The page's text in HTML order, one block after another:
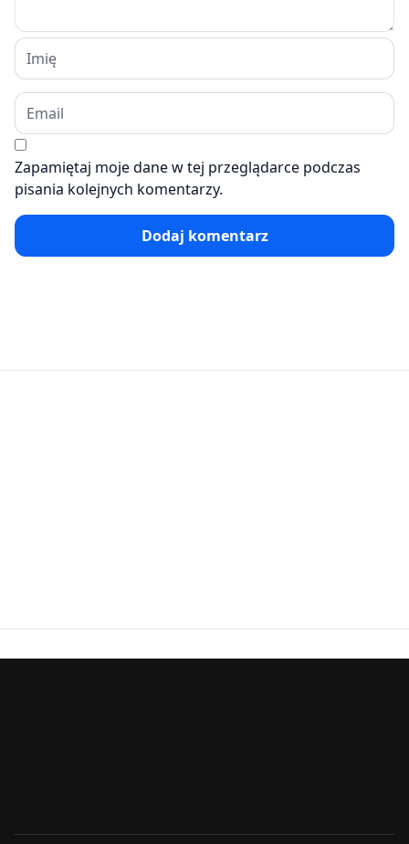
Zapamiętaj moje dane w tej przeglądarce podczas
pisania kolejnych komentarzy.
Dodaj komentarz